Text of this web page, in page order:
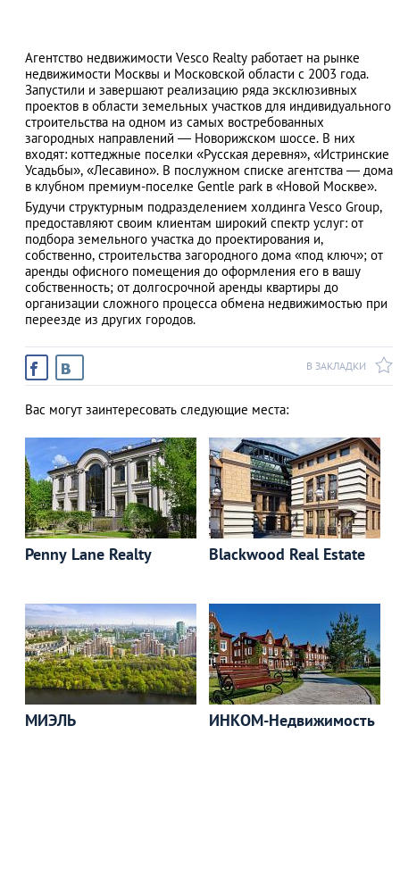
АЗАД
Агентство недвижимости Vesco Realty работает на рынке
недвижимости Москвы и Московской области с 2003 года.
Запустили и завершают реализацию ряда эксклюзивных
проектов в области земельных участков для индивидуального
строительства на одном из самых востребованных
загородных направлений — Новорижском шоссе. В них
входят: коттеджные поселки «Русская деревня», «Истринские
Усадьбы», «Лесавино». В послужном списке агентства — дома
в клубном премиум-поселке Gentle park в «Новой Москве».
Будучи структурным подразделением холдинга Vesco Group,
предоставляют своим клиентам широкий спектр услуг: от
подбора земельного участка до проектирования и,
собственно, строительства загородного дома «под ключ»; от
аренды офисного помещения до оформления его в вашу
собственность; от долгосрочной аренды квартиры до
организации сложного процесса обмена недвижимостью при
переезде из других городов.
В ЗАКЛАДКИ
Вас могут заинтересовать следующие места:
Penny Lane Realty Blackwood Real Estate
МИЭЛЬ ИНКОМ-Недвижимость